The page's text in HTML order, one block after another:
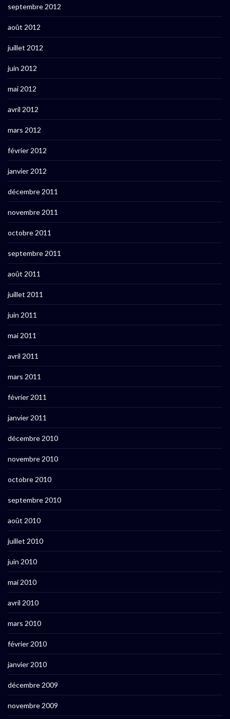
septembre 2012
août 2012
juillet 2012
juin 2012
mai 2012
avril 2012
mars 2012
février 2012
janvier 2012
décembre 2011
novembre 2011
octobre 2011
septembre 2011
août 2011
juillet 2011
juin 2011
mai 2011
avril 2011
mars 2011
février 2011
janvier 2011
décembre 2010
novembre 2010
octobre 2010
septembre 2010
août 2010
juillet 2010
juin 2010
mai 2010
avril 2010
mars 2010
février 2010
janvier 2010
décembre 2009
novembre 2009